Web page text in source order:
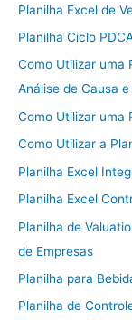
Planilha Excel de
Planilha Ciclo
Como Utilizar uma
Análise de Causa
Como Utilizar uma
Como Utilizar a
Planilha Excel
Planilha Excel
Planilha de
de Empresas
Planilha para
Planilha de